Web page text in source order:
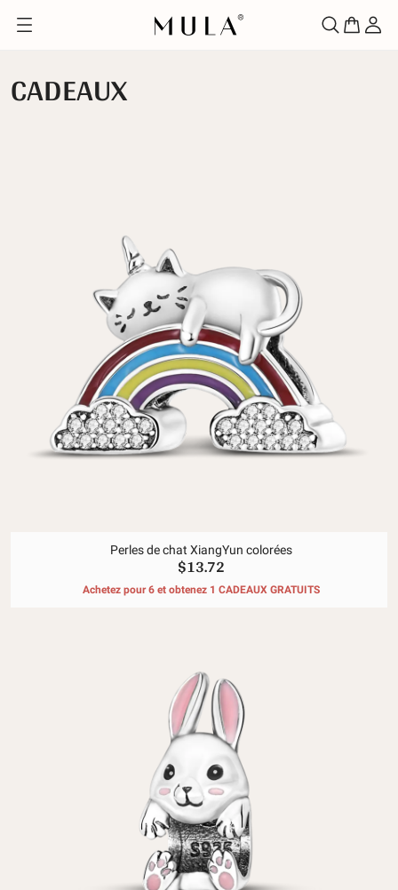
CADEAUX
Perles de chat XiangYun colorées
$13.72
Achetez pour 6 et obtenez 1 CADEAUX GRATUITS